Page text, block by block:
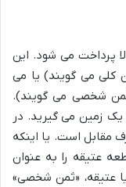
پرداخت می شود. این
کلی می گویند) یا می
شخصی می گویند).
یک زمین می گیرید. در
مقابل است. یا اینکه
عتیقه را به عنوان
عتیقه، «ثمن شخصی»